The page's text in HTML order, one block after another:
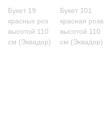
Букет 19
красных роз
высотой 110
см (Эквадор)
Букет 101
красная роза
высотой 110
см (Эквадор)